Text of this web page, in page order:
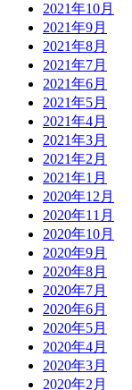
2021年10月
2021年9月
2021年8月
2021年7月
2021年6月
2021年5月
2021年4月
2021年3月
2021年2月
2021年1月
2020年12月
2020年11月
2020年10月
2020年9月
2020年8月
2020年7月
2020年6月
2020年5月
2020年4月
2020年3月
2020年2月